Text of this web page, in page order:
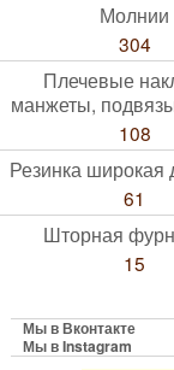
Молнии
304
Плечевые
манжеты,
108
Резинка широкая
61
Шторная
15
Мы в Вконтакте
Мы в Instagram